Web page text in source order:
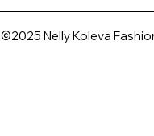
©2025 Nelly Koleva